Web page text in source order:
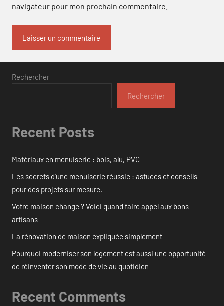
navigateur pour mon prochain commentaire.
Rechercher
Rechercher
Recent Posts
Matériaux en menuiserie : bois, alu, PVC
Les secrets d’une menuiserie réussie : astuces et conseils
pour des projets sur mesure.
Votre maison change ? Voici quand faire appel aux bons
artisans
La rénovation de maison expliquée simplement
Pourquoi moderniser son logement est aussi une opportunité
de réinventer son mode de vie au quotidien
Recent Comments